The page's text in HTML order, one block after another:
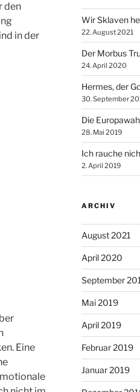
den
in der
Eine
Wir Sklaven
22. August 2021
Der Morbus
24. April 2020
Hermes, der
30. September
Die
28. Mai 2019
Ich rauche
2. April 2019
ARCHIV
August 2021
April 2020
September
Mai 2019
April 2019
Februar 2019
Januar 2019